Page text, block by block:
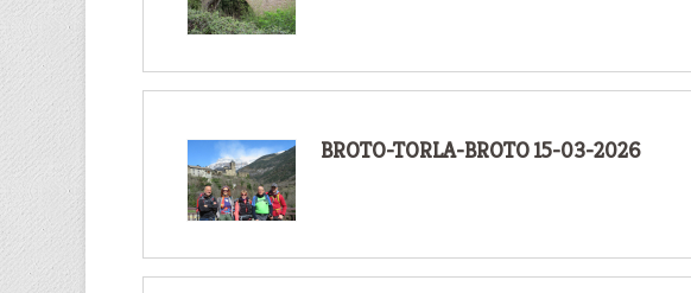
BROTO-TORLA-BROTO 15-03-2026